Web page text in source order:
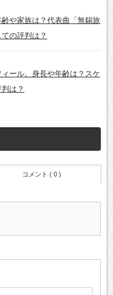
や家族は？代表曲「無錫旅
の評判は？
ール。身長や年齢は？スケ
は？
コメント ( 0 )